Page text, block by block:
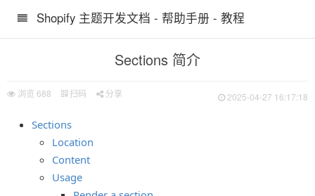
Shopify 主题开发文档 - 帮助手册 - 教程
Sections 简介
浏览 688 扫码 分享 2025-04-27 16:17:18
Sections
Location
Content
Usage